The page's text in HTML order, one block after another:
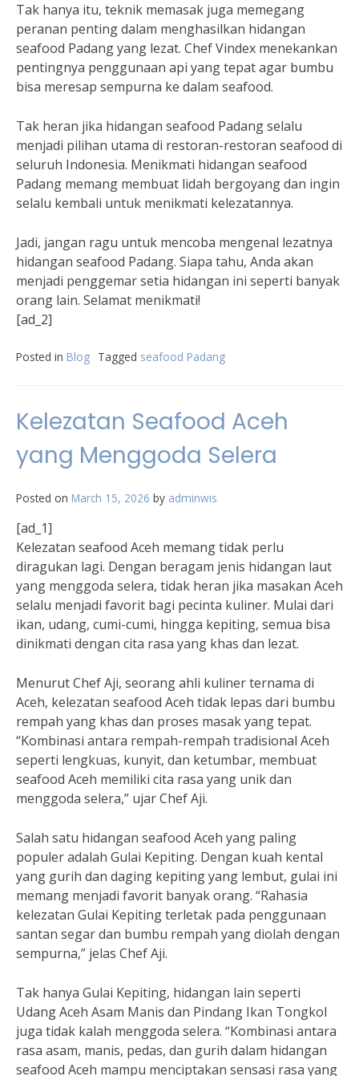
Tak hanya itu, teknik memasak juga memegang
peranan penting dalam menghasilkan hidangan
seafood Padang yang lezat. Chef Vindex menekankan
pentingnya penggunaan api yang tepat agar bumbu
bisa meresap sempurna ke dalam seafood.
Tak heran jika hidangan seafood Padang selalu
menjadi pilihan utama di restoran-restoran seafood di
seluruh Indonesia. Menikmati hidangan seafood
Padang memang membuat lidah bergoyang dan ingin
selalu kembali untuk menikmati kelezatannya.
Jadi, jangan ragu untuk mencoba mengenal lezatnya
hidangan seafood Padang. Siapa tahu, Anda akan
menjadi penggemar setia hidangan ini seperti banyak
orang lain. Selamat menikmati!
[ad_2]
Posted in Blog Tagged seafood Padang
Kelezatan Seafood Aceh
yang Menggoda Selera
Posted on March 15, 2026 by adminwis
[ad_1]
Kelezatan seafood Aceh memang tidak perlu
diragukan lagi. Dengan beragam jenis hidangan laut
yang menggoda selera, tidak heran jika masakan Aceh
selalu menjadi favorit bagi pecinta kuliner. Mulai dari
ikan, udang, cumi-cumi, hingga kepiting, semua bisa
dinikmati dengan cita rasa yang khas dan lezat.
Menurut Chef Aji, seorang ahli kuliner ternama di
Aceh, kelezatan seafood Aceh tidak lepas dari bumbu
rempah yang khas dan proses masak yang tepat.
“Kombinasi antara rempah-rempah tradisional Aceh
seperti lengkuas, kunyit, dan ketumbar, membuat
seafood Aceh memiliki cita rasa yang unik dan
menggoda selera,” ujar Chef Aji.
Salah satu hidangan seafood Aceh yang paling
populer adalah Gulai Kepiting. Dengan kuah kental
yang gurih dan daging kepiting yang lembut, gulai ini
memang menjadi favorit banyak orang. “Rahasia
kelezatan Gulai Kepiting terletak pada penggunaan
santan segar dan bumbu rempah yang diolah dengan
sempurna,” jelas Chef Aji.
Tak hanya Gulai Kepiting, hidangan lain seperti
Udang Aceh Asam Manis dan Pindang Ikan Tongkol
juga tidak kalah menggoda selera. “Kombinasi antara
rasa asam, manis, pedas, dan gurih dalam hidangan
seafood Aceh mampu menciptakan sensasi rasa yang